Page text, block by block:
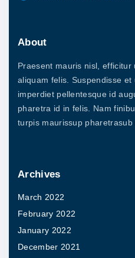
About
Praesent mauris nisl,
aliquam felis. Suspendisse
imperdiet pellentesque id
pharetra id in felis. Nam
turpis maurissup pharetrasub
Archives
March 2022
February 2022
January 2022
December 2021